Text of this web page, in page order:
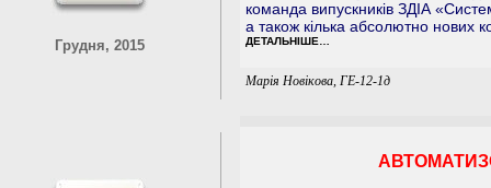
Грудня, 2015
команда випускників ЗДІА
а також кілька абсолютно нових
ДЕТАЛЬНІШЕ…
Марія Новікова, ГЕ-12-1д